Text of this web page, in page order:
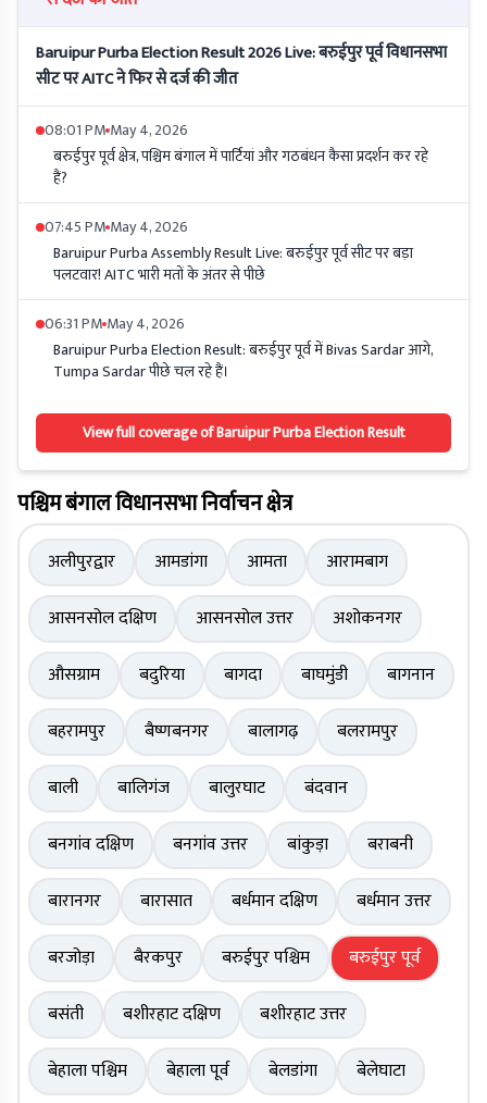
Baruipur Purba Election Result 2026 Live: बरुईपुर पूर्व विधानसभा
सीट पर AITC ने फिर से दर्ज की जीत
08:01 PM May 4, 2026
बरुईपुर पूर्व क्षेत्र, पश्चिम बंगाल में पार्टियां और गठबंधन कैसा प्रदर्शन कर रहे
हैं?
07:45 PM May 4, 2026
Baruipur Purba Assembly Result Live: बरुईपुर पूर्व सीट पर बड़ा
पलटवार! AITC भारी मतों के अंतर से पीछे
06:31 PM May 4, 2026
Baruipur Purba Election Result: बरुईपुर पूर्व में Bivas Sardar आगे,
Tumpa Sardar पीछे चल रहे हैं।
View full coverage of Baruipur Purba Election Result
पश्चिम बंगाल विधानसभा निर्वाचन क्षेत्र
अलीपुरद्वार आमडांगा आमता
आरामबाग
आसनसोल दक्षिण
आसनसोल उत्तर
अशोकनगर
औसग्राम
बदुरिया बागदा बाघमुंडी
बागनान
बहरामपुर
बैष्णबनगर बालागढ़
बलरामपुर
बाली
बालिगंज बालुरघाट
बंदवान
बनगांव दक्षिण
बनगांव उत्तर बांकुड़ा
बराबनी
बारानगर
बारासात बर्धमान दक्षिण
बर्धमान उत्तर
बरजोड़ा
बैरकपुर बरुईपुर पश्चिम
बरुईपुर पूर्व
बसंती
बशीरहाट दक्षिण
बशीरहाट उत्तर
बेहाला पश्चिम
बेहाला पूर्व बेलडांगा
बेलेघाटा